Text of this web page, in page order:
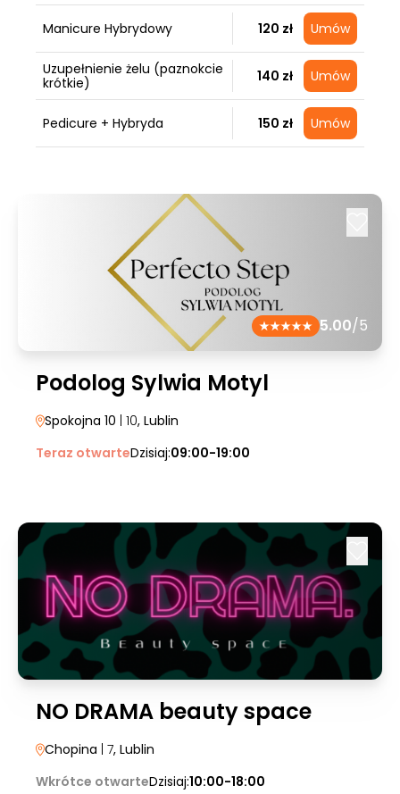
Manicure Hybrydowy 120 zł Umów
Uzupełnienie żelu (paznokcie
krótkie)
140 zł Umów
Pedicure + Hybryda 150 zł Umów
5.00/5
Podolog Sylwia Motyl
Spokojna 10 | 10, Lublin
Teraz otwarteDzisiaj:09:00-19:00
NO DRAMA beauty space
Chopina | 7, Lublin
Wkrótce otwarteDzisiaj:10:00-18:00